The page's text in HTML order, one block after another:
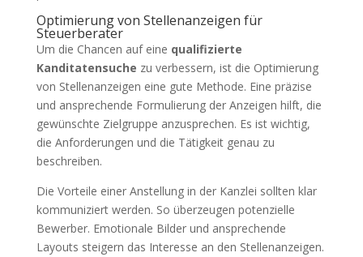
Optimierung von Stellenanzeigen für
Steuerberater
Um die Chancen auf eine qualifizierte
Kanditatensuche zu verbessern, ist die Optimierung
von Stellenanzeigen eine gute Methode. Eine präzise
und ansprechende Formulierung der Anzeigen hilft, die
gewünschte Zielgruppe anzusprechen. Es ist wichtig,
die Anforderungen und die Tätigkeit genau zu
beschreiben.
Die Vorteile einer Anstellung in der Kanzlei sollten klar
kommuniziert werden. So überzeugen potenzielle
Bewerber. Emotionale Bilder und ansprechende
Layouts steigern das Interesse an den Stellenanzeigen.